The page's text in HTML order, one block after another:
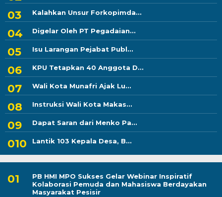
Kalahkan Unsur Forkopimda...
Digelar Oleh PT Pegadaian...
Isu Larangan Pejabat Publ...
KPU Tetapkan 40 Anggota D...
Wali Kota Munafri Ajak Lu...
Instruksi Wali Kota Makas...
Dapat Saran dari Menko Pa...
Lantik 103 Kepala Desa, B...
PB HMI MPO Sukses Gelar Webinar Inspiratif
Kolaborasi Pemuda dan Mahasiswa Berdayakan
Masyarakat Pesisir